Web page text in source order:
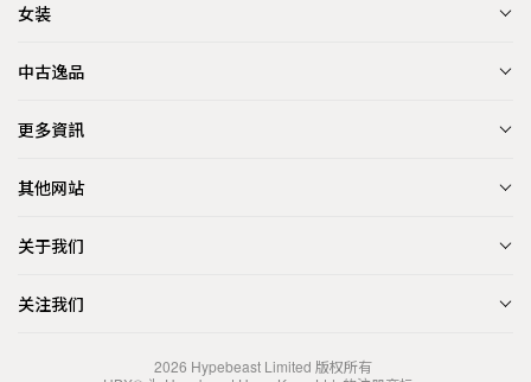
女装
中古逸品
更多資訊
其他网站
关于我们
关注我们
2026 Hypebeast Limited 版权所有